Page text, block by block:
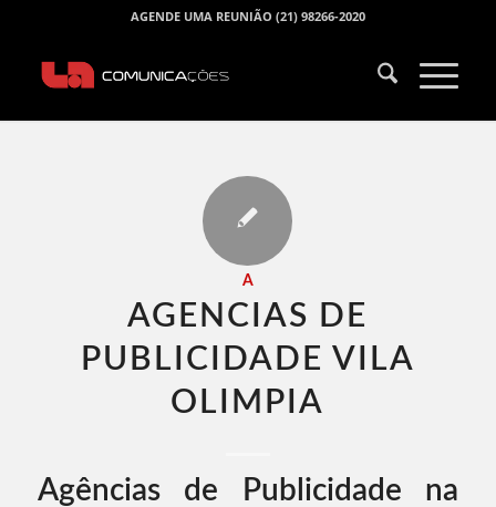
AGENDE UMA REUNIÃO (21) 98266-2020
A
AGENCIAS DE
PUBLICIDADE VILA
OLIMPIA​
Agências de Publicidade na